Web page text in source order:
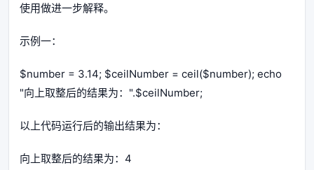
使用做进一步解释。
示例一：
$number = 3.14; $ceilNumber = ceil($number); echo
"向上取整后的结果为：".$ceilNumber;
以上代码运行后的输出结果为：
向上取整后的结果为：4